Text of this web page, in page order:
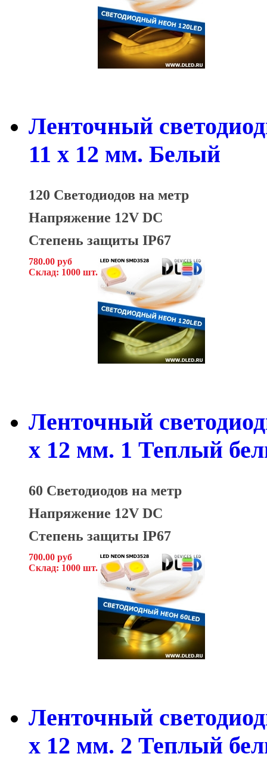
Ленточный
11 x 12 мм. Белый
120 Светодиодов на метр
Напряжение 12V DC
Степень защиты IP67
780.00 руб
Склад: 1000 шт.
Ленточный
x 12 мм. 1 Теплый
60 Светодиодов на метр
Напряжение 12V DC
Степень защиты IP67
700.00 руб
Склад: 1000 шт.
Ленточный
x 12 мм. 2 Теплый